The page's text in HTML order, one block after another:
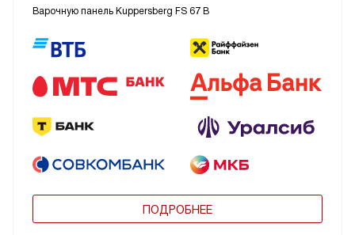
Варочную панель Kuppersberg FS 67 B
ПОДРОБНЕЕ